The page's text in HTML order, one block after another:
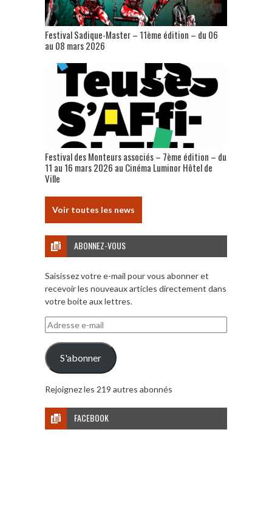
Festival Sadique-Master – 11ème édition – du 06
au 08 mars 2026
Festival des Monteurs associés – 7ème édition – du
11 au 16 mars 2026 au Cinéma Luminor Hôtel de
Ville
Voir toutes les news
ABONNEZ-VOUS
Saisissez votre e-mail pour vous abonner et
recevoir les nouveaux articles directement dans
votre boite aux lettres.
Adresse
e-
mail
S'abonner
Rejoignez les 219 autres abonnés
FACEBOOK